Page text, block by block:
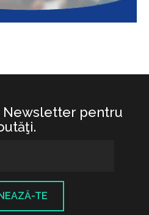
Newsletter pentru
TE